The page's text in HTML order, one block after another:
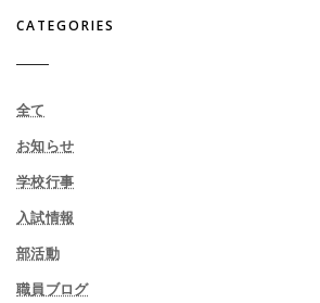
CATEGORIES
全て
お知らせ
学校行事
入試情報
部活動
職員ブログ